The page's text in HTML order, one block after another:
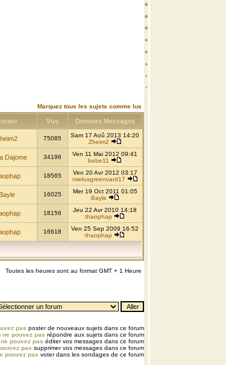
Marquez tous les sujets comme lus
Vus Derniers Messages
75085
Sam 17 Aoû 2013 14:20
Zheim2
Dajome 34196
Ven 11 Mai 2012 09:41
bebe11
18565
Ven 20 Avr 2012 03:17
mielusgreenvard17
Bayle 16025
Mer 19 Oct 2011 01:05
Bayle
18156
Jeu 22 Avr 2010 14:18
thaophap
16618
Ven 25 Sep 2009 16:52
thaophap
Toutes les heures sont au format GMT + 1 Heure
pas poster de nouveaux sujets dans ce forum
ne pouvez pas répondre aux sujets dans ce forum
ne pouvez pas éditer vos messages dans ce forum
pas supprimer vos messages dans ce forum
pouvez pas voter dans les sondages de ce forum